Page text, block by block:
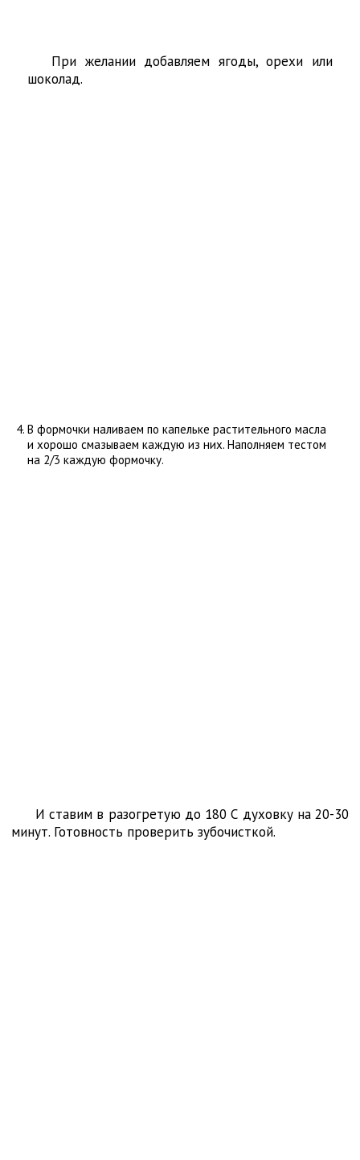
При желании добавляем ягоды, орехи или
шоколад.
В формочки наливаем по капельке растительного масла
и хорошо смазываем каждую из них. Наполняем тестом
на 2/3 каждую формочку.
И ставим в разогретую до 180 С духовку на 20-30
минут. Готовность проверить зубочисткой.